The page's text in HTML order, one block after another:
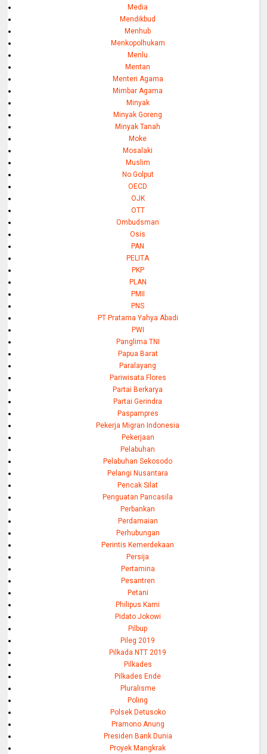
Media
Mendikbud
Menhub
Menkopolhukam
Menlu
Mentan
Menteri Agama
Mimbar Agama
Minyak
Minyak Goreng
Minyak Tanah
Moke
Mosalaki
Muslim
No Golput
OECD
OJK
OTT
Ombudsman
Osis
PAN
PELITA
PKP
PLAN
PMII
PNS
PT Pratama Yahya Abadi
PWI
Panglima TNI
Papua Barat
Paralayang
Pariwisata Flores
Partai Berkarya
Partai Gerindra
Paspampres
Pekerja Migran Indonesia
Pekerjaan
Pelabuhan
Pelabuhan Sekosodo
Pelangi Nusantara
Pencak Silat
Penguatan Pancasila
Perbankan
Perdamaian
Perhubungan
Perintis Kemerdekaan
Persija
Pertamina
Pesantren
Petani
Philipus Kami
Pidato Jokowi
Pilbup
Pileg 2019
Pilkada NTT 2019
Pilkades
Pilkades Ende
Pluralisme
Poling
Polsek Detusoko
Pramono Anung
Presiden Bank Dunia
Proyek Mangkrak